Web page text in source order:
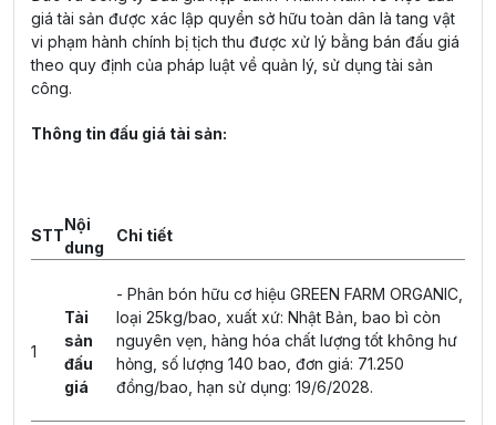
giá tài sản được xác lập quyền sở hữu toàn dân là tang vật
vi phạm hành chính bị tịch thu được xử lý bằng bán đấu giá
theo quy định của pháp luật về quản lý, sử dụng tài sản
công.
Thông tin đấu giá tài sản:
STT
Nội
dung
Chi tiết
1
Tài
sản
đấu
giá
- Phân bón hữu cơ hiệu GREEN FARM ORGANIC,
loại 25kg/bao, xuất xứ: Nhật Bản, bao bì còn
nguyên vẹn, hàng hóa chất lượng tốt không hư
hỏng, số lượng 140 bao, đơn giá: 71.250
đồng/bao, hạn sử dụng: 19/6/2028.